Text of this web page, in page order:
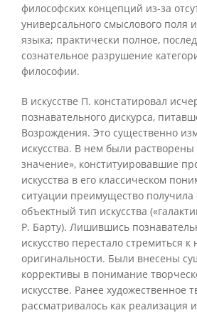
философских концепций из-за
универсального смыслового поля
языка; практически полное,
сознательное разрушение
философии.
В искусстве П. констатировал
познавательного дискурса,
Возрождения. Это существенно
искусства. В нем были растворены
значение», конституировавшие
искусства в его классическом
ситуации преимущество
объектный тип искусства
Р. Барту). Лишившись
искусство перестало стремиться к
оригинальности. Были внесены
коррективы в понимание
искусстве. Ранее художественное
рассматривалось как реализация